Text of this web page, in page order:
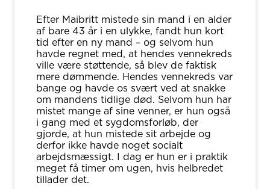
Efter Maibritt mistede sin mand i en alder
af bare 43 år i en ulykke, fandt hun kort
tid efter en ny mand – og selvom hun
havde regnet med, at hendes vennekreds
ville være støttende, så blev de faktisk
mere dømmende. Hendes vennekreds var
bange og havde os svært ved at snakke
om mandens tidlige død. Selvom hun har
mistet mange af sine venner, er hun også
i gang med et sygdomsforløb, der
gjorde, at hun mistede sit arbejde og
derfor ikke havde noget socialt
arbejdsmæssigt. I dag er hun er i praktik
meget få timer om ugen, hvis helbredet
tillader det.